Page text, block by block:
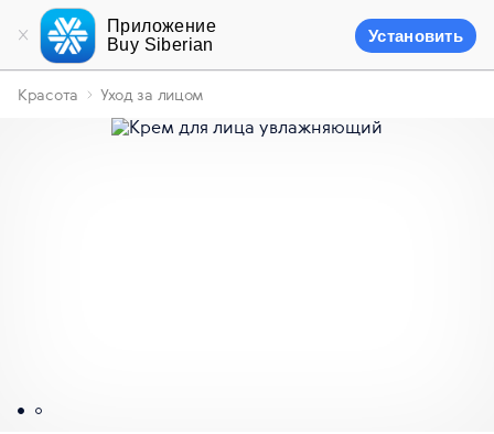
Приложение
Buy Siberian
Установить
Красота Уход за лицом